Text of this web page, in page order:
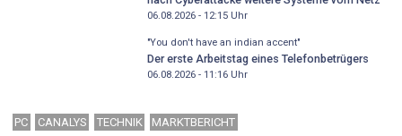
06.08.2026 - 12:15Uhr
"You don't have an indian accent"
Der erste Arbeitstag eines Telefonbetrügers
06.08.2026 - 11:16Uhr
PC CANALYS TECHNIK MARKTBERICHT